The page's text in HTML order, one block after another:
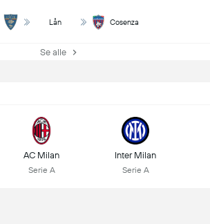
Lån Cosenza
Se alle
AC Milan
Serie A
Inter Milan
Serie A